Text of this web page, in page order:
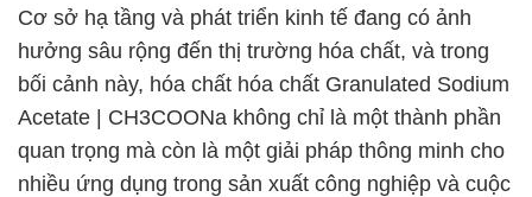
Cơ sở hạ tầng và phát triển kinh tế đang có ảnh
hưởng sâu rộng đến thị trường hóa chất, và trong
bối cảnh này, hóa chất hóa chất Granulated Sodium
Acetate | CH3COONa không chỉ là một thành phần
quan trọng mà còn là một giải pháp thông minh cho
nhiều ứng dụng trong sản xuất công nghiệp và cuộc